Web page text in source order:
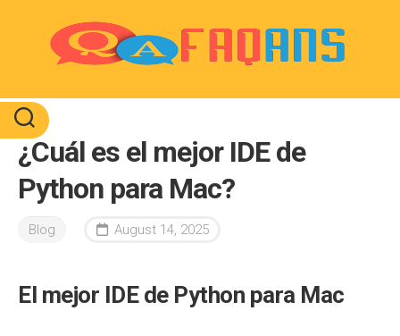
¿Cuál es el mejor IDE de
Python para Mac?
Blog August 14, 2025
El mejor IDE de Python para Mac